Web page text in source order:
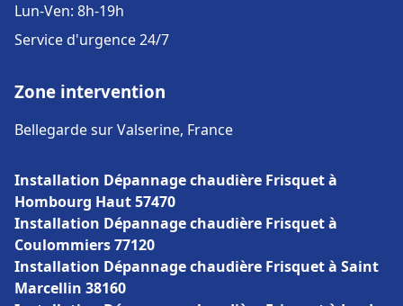
Lun-Ven: 8h-19h
Service d'urgence 24/7
Zone intervention
Bellegarde sur Valserine, France
Installation Dépannage chaudière Frisquet à
Hombourg Haut 57470
Installation Dépannage chaudière Frisquet à
Coulommiers 77120
Installation Dépannage chaudière Frisquet à Saint
Marcellin 38160